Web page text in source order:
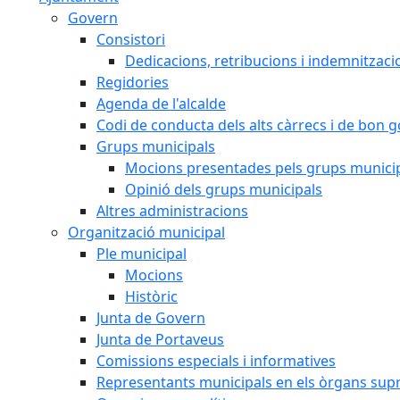
Govern
Consistori
Dedicacions, retribucions i
Regidories
Agenda de l'alcalde
Codi de conducta dels alts càrrecs i de bon
Grups municipals
Mocions presentades pels grups
Opinió dels grups municipals
Altres administracions
Organització municipal
Ple municipal
Mocions
Històric
Junta de Govern
Junta de Portaveus
Comissions especials i informatives
Representants municipals en els òrgans